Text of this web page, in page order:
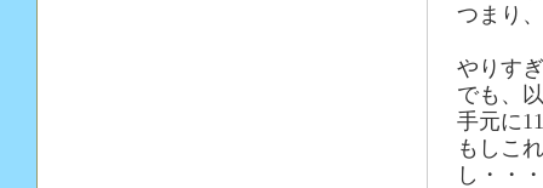
つまり
やりす
でも、
手元に
もしこ
し・・